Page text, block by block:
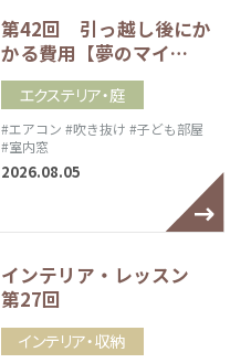
第42回 引っ越し後にか
かる費用【夢のマイ…
エクステリア・庭
#エアコン #吹き抜け #子ども部屋
#室内窓
2026.08.05
インテリア・レッスン
第27回
インテリア・収納